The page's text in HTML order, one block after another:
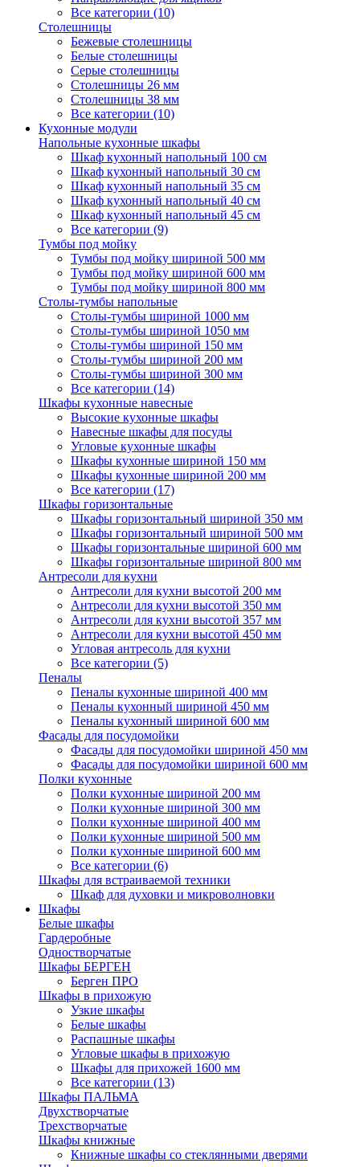
Все категории (10)
Столешницы
Бежевые столешницы
Белые столешницы
Серые столешницы
Столешницы 26 мм
Столешницы 38 мм
Все категории (10)
Кухонные модули
Напольные кухонные шкафы
Шкаф кухонный напольный 100 см
Шкаф кухонный напольный 30 см
Шкаф кухонный напольный 35 см
Шкаф кухонный напольный 40 см
Шкаф кухонный напольный 45 см
Все категории (9)
Тумбы под мойку
Тумбы под мойку шириной 500 мм
Тумбы под мойку шириной 600 мм
Тумбы под мойку шириной 800 мм
Столы-тумбы напольные
Столы-тумбы шириной 1000 мм
Столы-тумбы шириной 1050 мм
Столы-тумбы шириной 150 мм
Столы-тумбы шириной 200 мм
Столы-тумбы шириной 300 мм
Все категории (14)
Шкафы кухонные навесные
Высокие кухонные шкафы
Навесные шкафы для посуды
Угловые кухонные шкафы
Шкафы кухонные шириной 150 мм
Шкафы кухонные шириной 200 мм
Все категории (17)
Шкафы горизонтальные
Шкафы горизонтальный шириной 350 мм
Шкафы горизонтальный шириной 500 мм
Шкафы горизонтальные шириной 600 мм
Шкафы горизонтальные шириной 800 мм
Антресоли для кухни
Антресоли для кухни высотой 200 мм
Антресоли для кухни высотой 350 мм
Антресоли для кухни высотой 357 мм
Антресоли для кухни высотой 450 мм
Угловая антресоль для кухни
Все категории (5)
Пеналы
Пеналы кухонные шириной 400 мм
Пеналы кухонный шириной 450 мм
Пеналы кухонный шириной 600 мм
Фасады для посудомойки
Фасады для посудомойки шириной 450 мм
Фасады для посудомойки шириной 600 мм
Полки кухонные
Полки кухонные шириной 200 мм
Полки кухонные шириной 300 мм
Полки кухонные шириной 400 мм
Полки кухонные шириной 500 мм
Полки кухонные шириной 600 мм
Все категории (6)
Шкафы для встраиваемой техники
Шкаф для духовки и микроволновки
Шкафы
Белые шкафы
Гардеробные
Одностворчатые
Шкафы БЕРГЕН
Берген ПРО
Шкафы в прихожую
Узкие шкафы
Белые шкафы
Распашные шкафы
Угловые шкафы в прихожую
Шкафы для прихожей 1600 мм
Все категории (13)
Шкафы ПАЛЬМА
Двухстворчатые
Трехстворчатые
Шкафы книжные
Книжные шкафы со стеклянными дверями